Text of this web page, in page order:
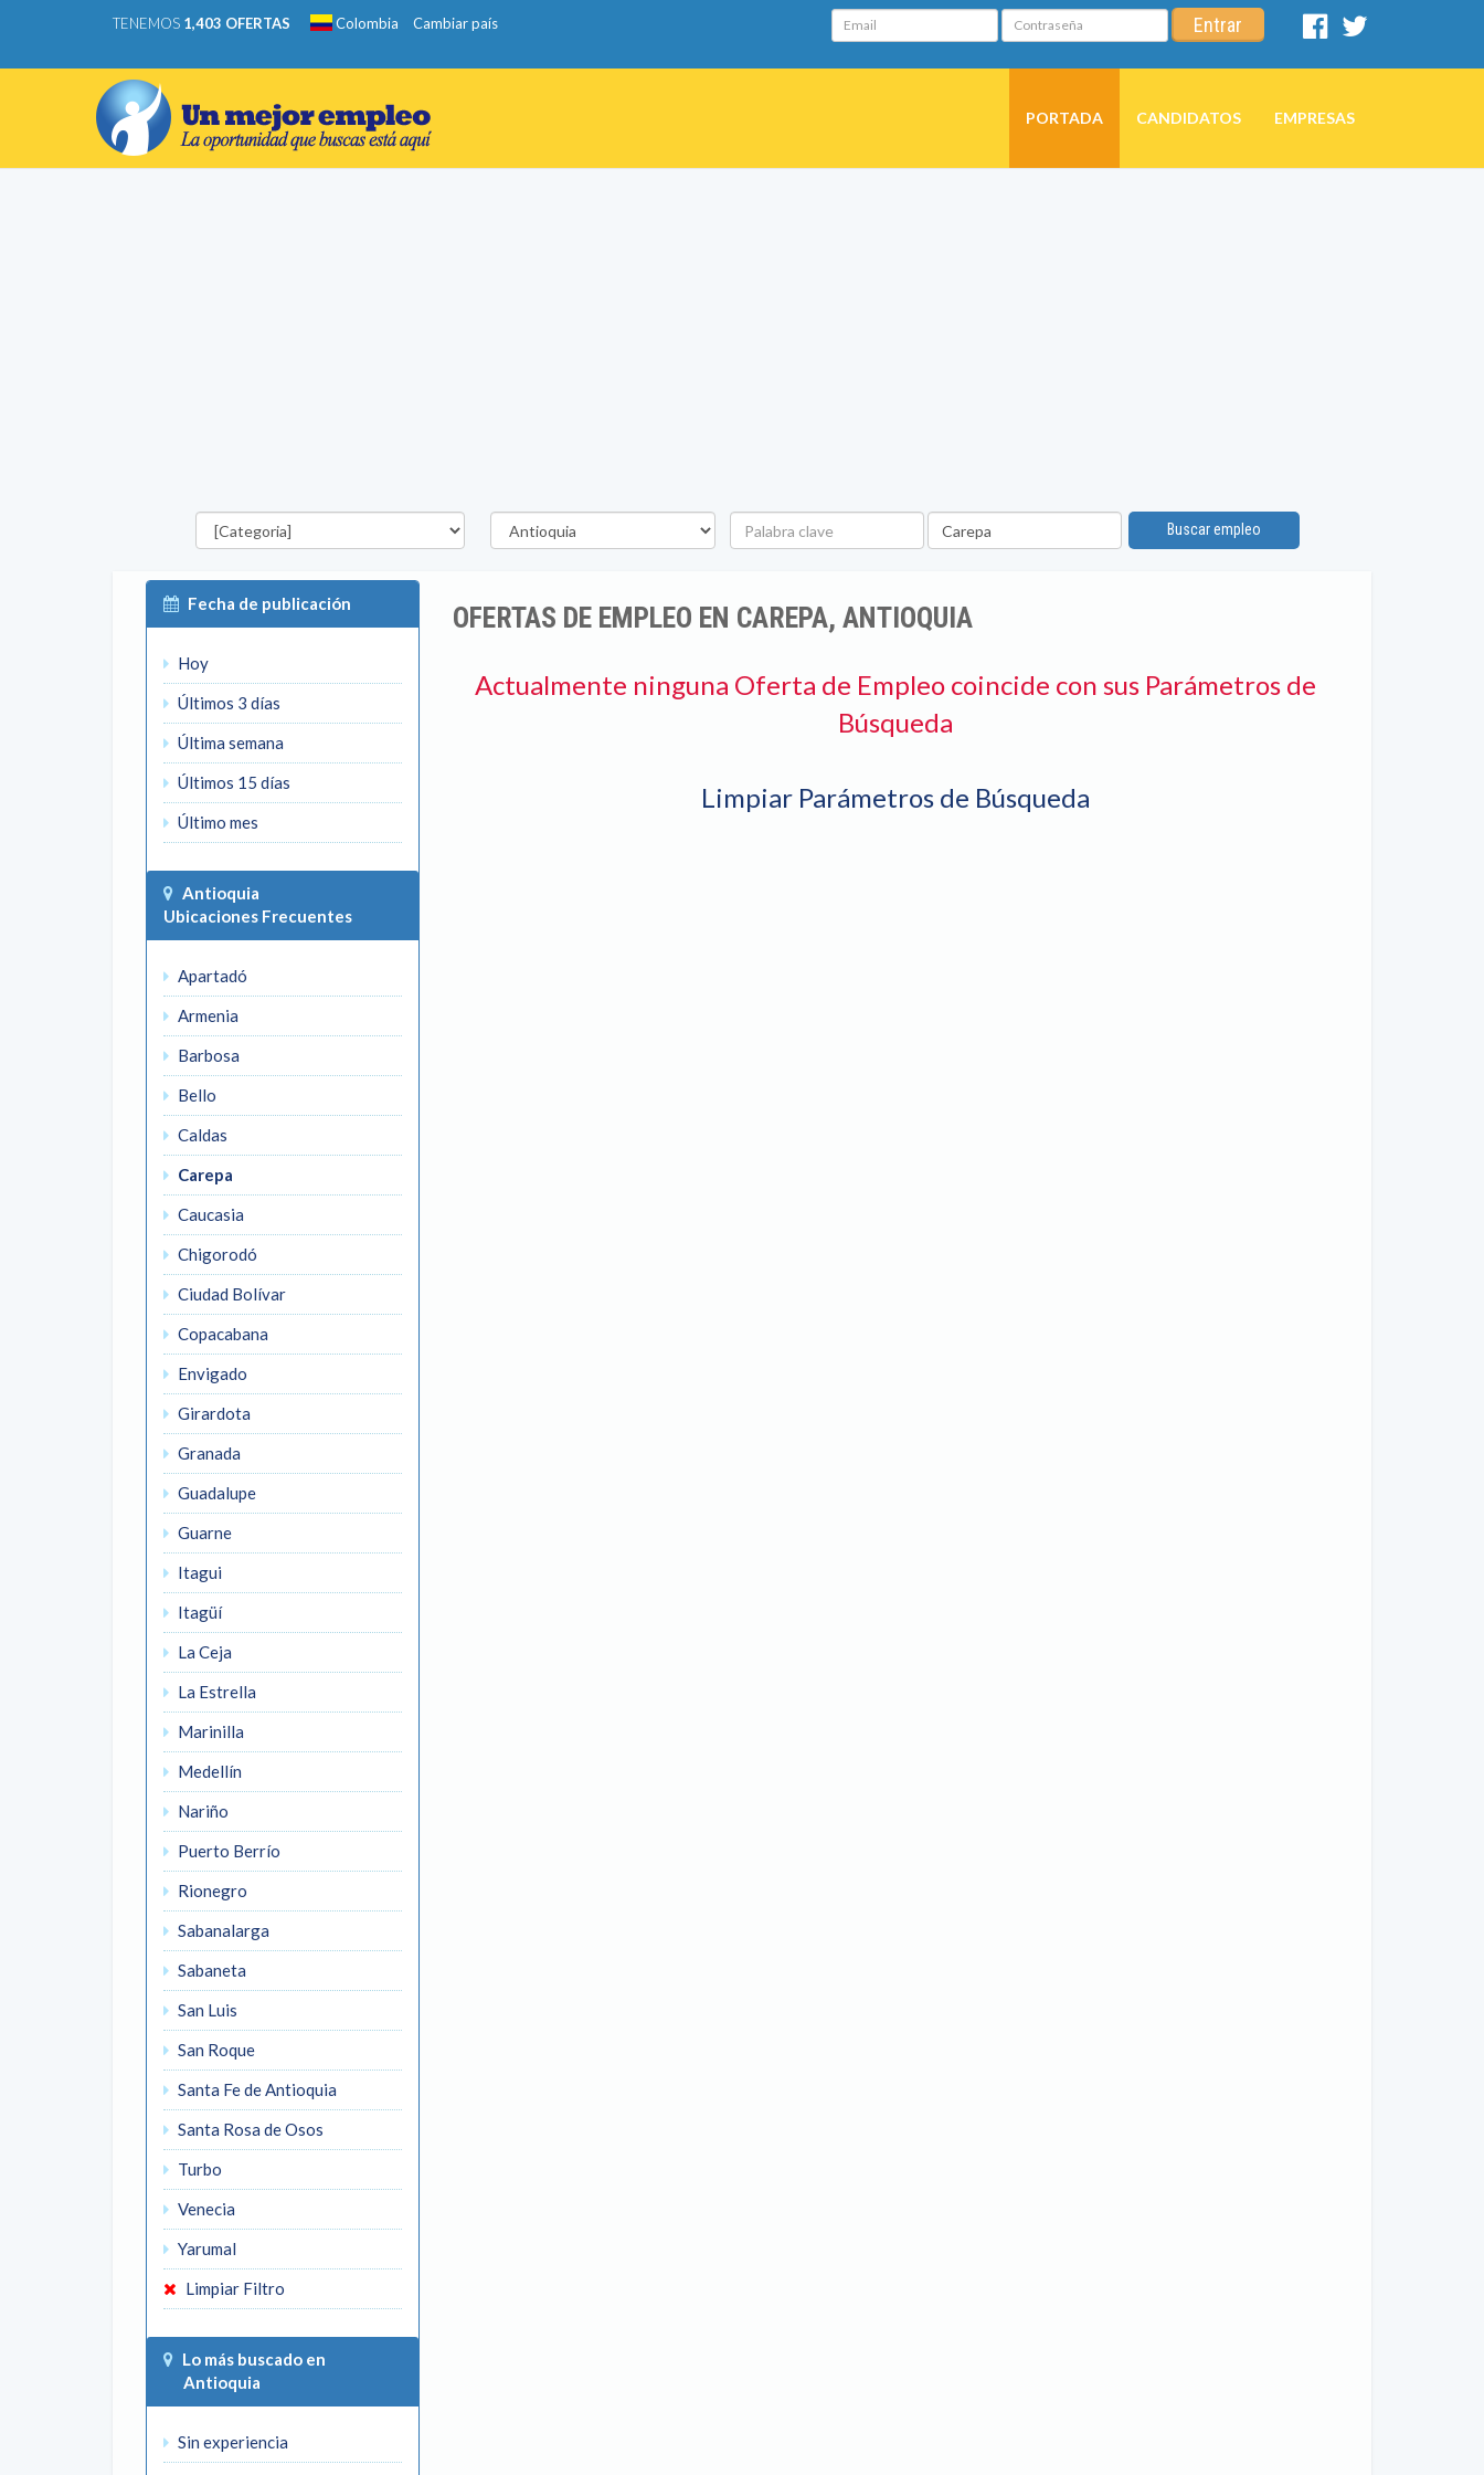
TENEMOS 1,403 OFERTAS Colombia Cambiar país Email Contraseña Entrar
Facebook
PORTADA CANDIDATOS EMPRESAS
Categorías Departamento
Palabra
clave
Ubicación
Buscar empleo
Fecha de publicación
Hoy
Últimos 3 días
Última semana
Últimos 15 días
Último mes
Antioquia
Ubicaciones Frecuentes
Apartadó
Armenia
Barbosa
Bello
Caldas
Carepa
Caucasia
Chigorodó
Ciudad Bolívar
Copacabana
Envigado
Girardota
Granada
Guadalupe
Guarne
Itagui
Itagüí
La Ceja
La Estrella
Marinilla
Medellín
Nariño
Puerto Berrío
Rionegro
Sabanalarga
Sabaneta
San Luis
San Roque
Santa Fe de Antioquia
Santa Rosa de Osos
Turbo
Venecia
Yarumal
Limpiar Filtro
Lo más buscado en
Antioquia
Sin experiencia
OFERTAS DE EMPLEO EN CAREPA, ANTIOQUIA
Actualmente ninguna Oferta de Empleo coincide con sus Parámetros de
Búsqueda
Limpiar Parámetros de Búsqueda